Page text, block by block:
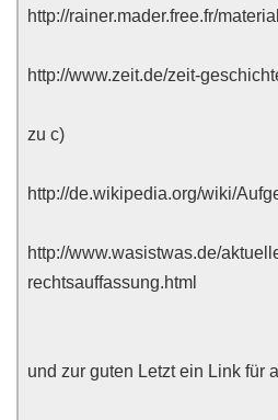
http://rainer.mader.free.fr/
http://www.zeit.de/zeit-
zu c)
http://de.wikipedia.org/wiki/
http://www.wasistwas.de/
rechtsauffassung.html
und zur guten Letzt ein Link für